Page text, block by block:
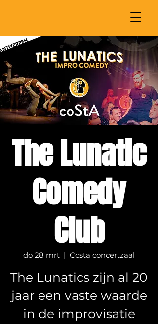
The Lunatic
Comedy
Club
do 28 mrt
  |
Costa concertzaal
The Lunatics zijn al 20
jaar een vaste waarde
in de improvisatie